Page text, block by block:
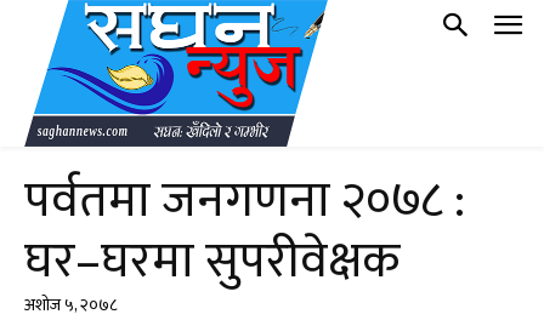
पर्वतमा जनगणना २०७८ :
घर–घरमा सुपरीवेक्षक
अशोज ५, २०७८